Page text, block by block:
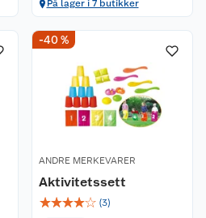
På lager i 7 butikker
-40 %
ANDRE MERKEVARER
Aktivitetssett
☆☆☆☆☆ (3)